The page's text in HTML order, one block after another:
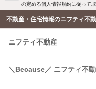
の定める個人情報規約に従って取
不動産・住宅情報のニフティ不
ニフティ不動産
＼Because／ ニフティ不